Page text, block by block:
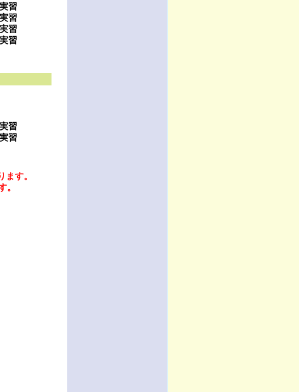
習
習
習
習
習
習
す。
。